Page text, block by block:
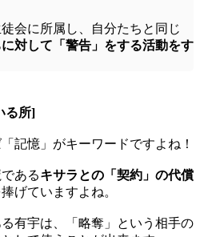
会に所属し、自分たちと同じ
対して「警告」をする活動をす
る所]
記憶」がキーワードですよね！
あるキサラとの「契約」の代償
捧げていますよね。
有宇は、「略奪」という相手の